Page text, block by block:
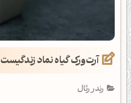
آرت‌ورک گیاه نماد زندگیست
رندر رئال